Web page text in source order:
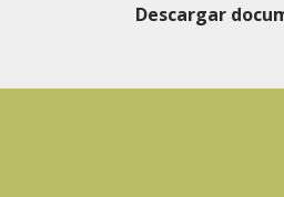
Descargar